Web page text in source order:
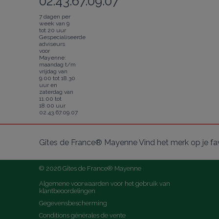
7 dagen per
week van 9
tot 20 uur
Gespecialiseerde
adviseurs
voor
Mayenne:
maandag t/m
vrijdag van
9.00 tot 18.30
uur en
zaterdag van
11.00 tot
18.00 uur
02.43.67.09.07
Gîtes de France® Mayenne Vind het merk op je
© 2026 Gîtes de France® Mayenne
Algemene voorwaarden voor het gebruik van
klantbeoordelingen
Gegevensbescherming
Conditions générales de vente